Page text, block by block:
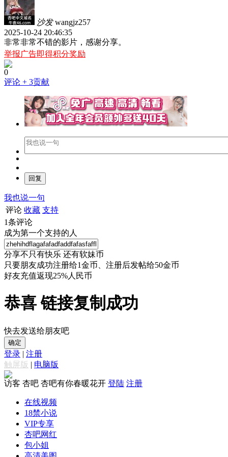
沙发 wangjz257
2025-10-24 20:46:35
非常非常不错的影片，感谢分享。
举报广告即得积分奖励
0
评论 + 3贡献
我也说一句
评论 收藏 支持
1条评论
成为第一个支持的人
分享不只有快乐 还有软妹币
只要朋友成功注册给1金币、注册后发帖给50金币
好友充值返现25%人民币
恭喜 链接复制成功
快去发送给朋友吧
确定
登录 | 注册
触屏版 | 电脑版
访客 杏吧 杏吧有你春暖花开 登陆 注册
在线视频
18禁小说
VIP专享
杏吧网红
包小姐